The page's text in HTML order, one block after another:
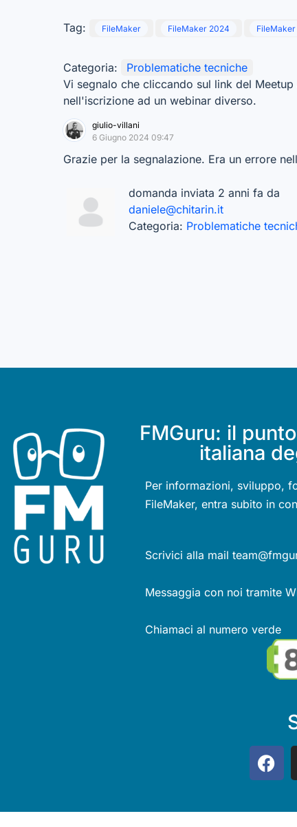
Tag: FileMaker FileMaker 2024
Categoria:
Problematiche tecniche
Vi segnalo che cliccando sul link del
nell'iscrizione ad un webinar diverso.
giulio-villani
6 Giugno 2024 09:47
Grazie per la segnalazione. Era un errore
domanda inviata 2 anni fa da
daniele@chitarin.it
Categoria: Problematiche
FMGuru: il
italiana
Per informazioni, sviluppo,
FileMaker, entra subito in
Scrivici alla mail
Messaggia con noi tramite
Chiamaci al numero verde